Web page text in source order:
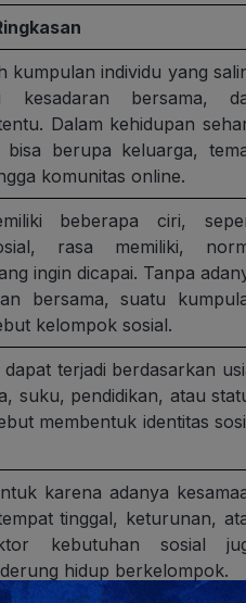
kumpulan individu yang
kesadaran bersama,
Dalam kehidupan
berupa keluarga,
komunitas online.
beberapa ciri,
rasa memiliki,
ingin dicapai. Tanpa
bersama, suatu
kelompok sosial.
terjadi berdasarkan
suku, pendidikan, atau
membentuk identitas
karena adanya
tinggal, keturunan,
kebutuhan sosial
hidup berkelompok.